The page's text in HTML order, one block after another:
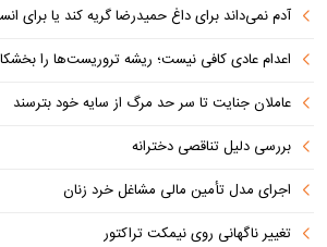
آدم نمی‌داند برای داغ حمیدرضا گریه کند یا برای
اعدام عادی کافی نیست؛ ریشه تروریست‌ها را
عاملان جنایت تا سر حد مرگ از سایه خود بترسند
بررسی دلیل تناقصی دخترانه
اجرای مدل تأمین مالی مشاغل خرد زنان
تغییر ناگهانی روی نیمکت تراکتور